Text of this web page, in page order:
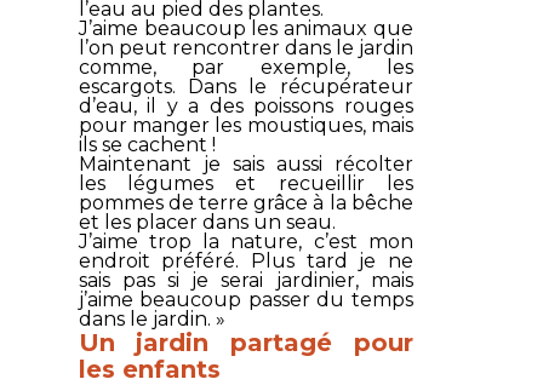
l’eau au pied des plantes.
J’aime beaucoup les animaux que
l’on peut rencontrer dans le jardin
comme, par exemple, les
escargots. Dans le récupérateur
d’eau, il y a des poissons rouges
pour manger les moustiques, mais
ils se cachent !
Maintenant je sais aussi récolter
les légumes et recueillir les
pommes de terre grâce à la bêche
et les placer dans un seau.
J’aime trop la nature, c’est mon
endroit préféré. Plus tard je ne
sais pas si je serai jardinier, mais
j’aime beaucoup passer du temps
dans le jardin. »
Un jardin partagé pour
les enfants